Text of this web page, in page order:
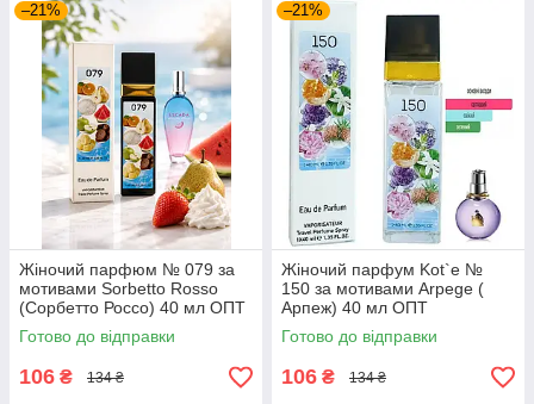
–21%
Жіночий парфюм № 079 за
мотивами Sorbetto Rosso
(Сорбетто Россо) 40 мл ОПТ
Готово до відправки
106 ₴ 134 ₴
–21%
Жіночий парфум Kot`e №
150 за мотивами Arpege (
Арпеж) 40 мл ОПТ
Готово до відправки
106 ₴ 134 ₴